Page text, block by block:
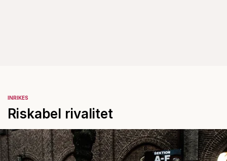
INRIKES
Riskabel rivalitet